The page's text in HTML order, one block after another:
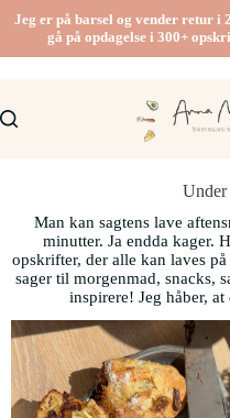
Jeg er på barsel og vender retur i
gå på opdagelse i 300+
Under
Man kan sagtens lave
minutter. Ja endda kager.
opskrifter, der alle kan laves
sager til morgenmad, snacks,
inspirere! Jeg håber,